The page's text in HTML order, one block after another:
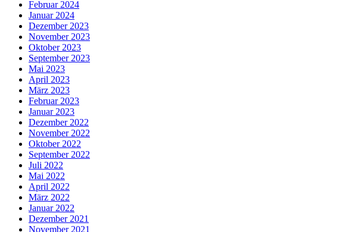
Februar 2024
Januar 2024
Dezember 2023
November 2023
Oktober 2023
September 2023
Mai 2023
April 2023
März 2023
Februar 2023
Januar 2023
Dezember 2022
November 2022
Oktober 2022
September 2022
Juli 2022
Mai 2022
April 2022
März 2022
Januar 2022
Dezember 2021
November 2021